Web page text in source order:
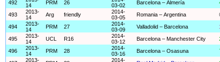
492
14
PRM 26
03-02
Barcelona – Almería
493
2013-
14
Arg friendly
2014-
03-05
Romania – Argentina
494
2013-
14
PRM 27
2014-
03-09
Valladolid – Barcelona
495
2013-
14
UCL R16
2014-
03-12
Barcelona – Manchester City
496
2013-
14
PRM 28
2014-
03-16
Barcelona – Osasuna
2013-
2014-